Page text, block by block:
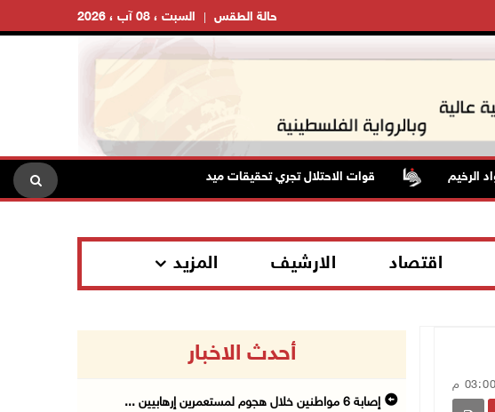
السبت ، 08 آب ، 2026 حالة الطقس
قوات الاحتلال تجري تحقيقات ميدانية مع عشرات المواطنين في يعبد جنوب
اقتصاد الارشيف المزيد
أحدث الاخبار
إصابة 6 مواطنين خلال هجوم لمستعمرين إرهابيين ...